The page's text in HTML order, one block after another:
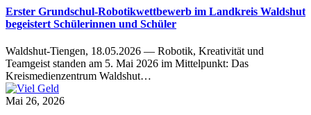
Erster Grundschul-Robotikwettbewerb im Landkreis Waldshut
begeistert Schülerinnen und Schüler
Waldshut-Tiengen, 18.05.2026 — Robotik, Kreativität und
Teamgeist standen am 5. Mai 2026 im Mittelpunkt: Das
Kreismedienzentrum Waldshut…
Mai 26, 2026